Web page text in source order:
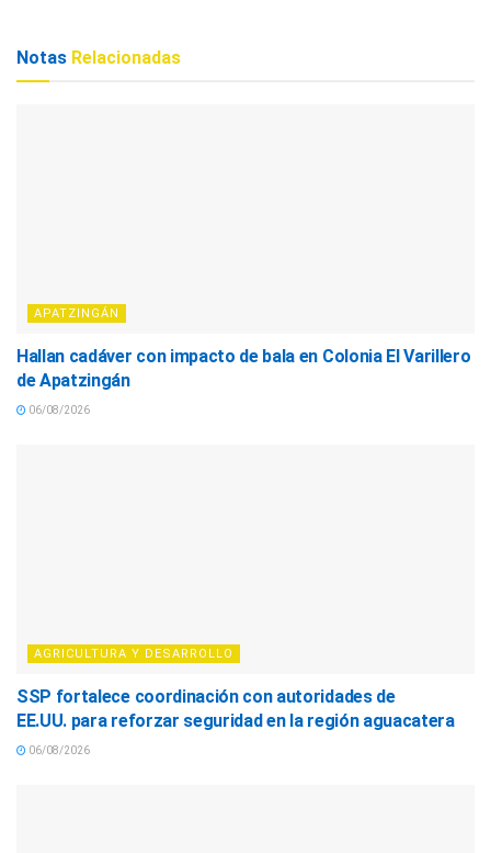
Notas Relacionadas
APATZINGÁN
Hallan cadáver con impacto de bala en Colonia El Varillero
de Apatzingán
06/08/2026
AGRICULTURA Y DESARROLLO
SSP fortalece coordinación con autoridades de
EE.UU. para reforzar seguridad en la región aguacatera
06/08/2026